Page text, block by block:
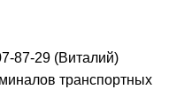
87-29 (Виталий)
транспортных